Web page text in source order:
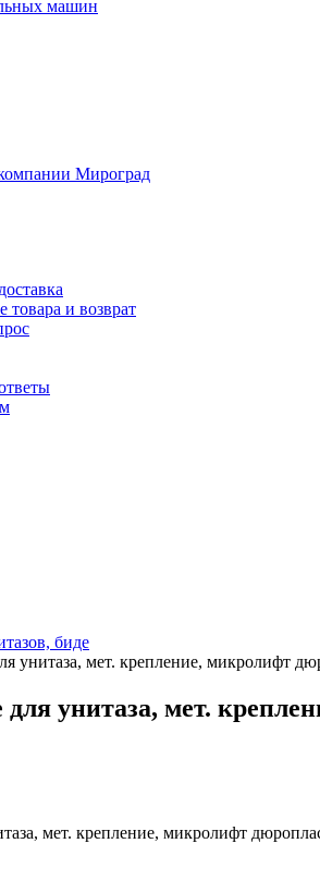
машин
товара и возврат
биде
унитаза, мет. крепление, микролифт
унитаза, мет.
мет. крепление, микролифт